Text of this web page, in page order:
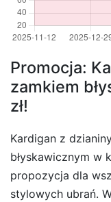
Promocja:
zamkiem
zł!
Kardigan z
błyskawicznym w
propozycja dla
stylowych ubrań.